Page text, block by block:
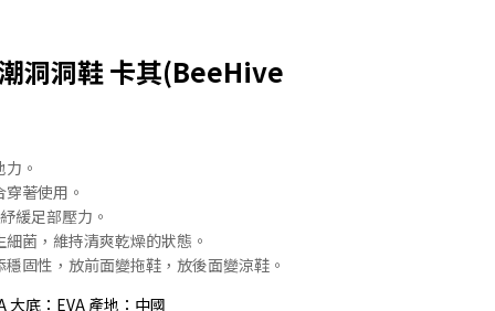
洞洞鞋 卡其(BeeHive
。
著使用。
緩足部壓力。
菌，維持清爽乾燥的狀態。
固性，放前面變拖鞋，放後面變涼鞋。
大底：EVA 產地：中國